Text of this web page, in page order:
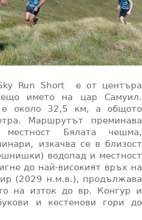
Run Short е от центъра
името на цар Самуил.
около 32,5 км, а общото
Маршрутът преминава
местност Бялата чешма,
изкачва се в близост
водопад и местност
до най-високият връх на
(2029 н.м.в.), продължава
на изток до вр. Конгур и
и кестенови гори до